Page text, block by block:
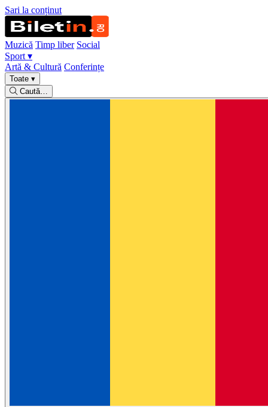
Sari la conținut
Muzică Timp liber Social
Sport ▾
Artă & Cultură Conferințe
Toate ▾
Caută…